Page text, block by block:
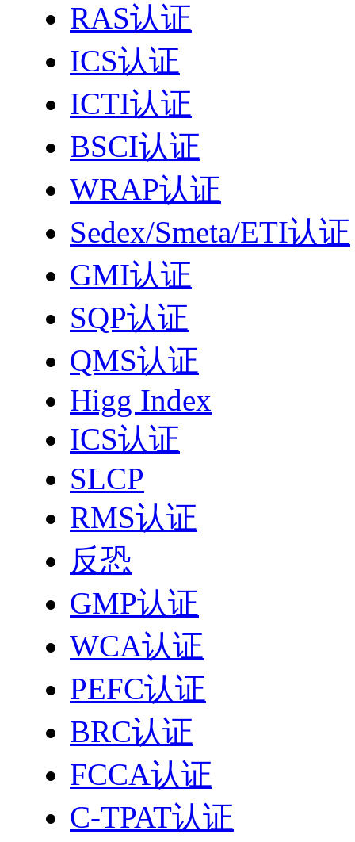
RAS认证
ICS认证
ICTI认证
BSCI认证
WRAP认证
Sedex/Smeta/ETI认证
GMI认证
SQP认证
QMS认证
Higg Index
ICS认证
SLCP
RMS认证
反恐
GMP认证
WCA认证
PEFC认证
BRC认证
FCCA认证
C-TPAT认证